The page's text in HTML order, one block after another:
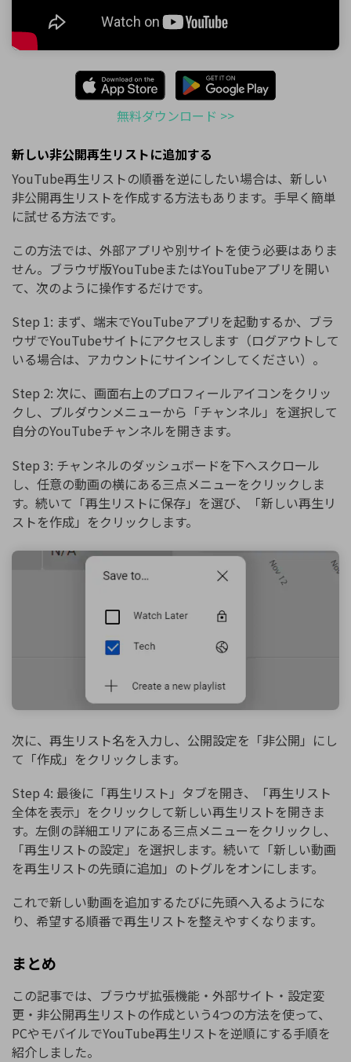
無料ダウンロード >>
新しい非公開再生リストに追加する
YouTube再生リストの順番を逆にしたい場合は、新しい
非公開再生リストを作成する方法もあります。手早く簡単
に試せる方法です。
この方法では、外部アプリや別サイトを使う必要はありま
せん。ブラウザ版YouTubeまたはYouTubeアプリを開い
て、次のように操作するだけです。
Step 1: まず、端末でYouTubeアプリを起動するか、ブラ
ウザでYouTubeサイトにアクセスします（ログアウトして
いる場合は、アカウントにサインインしてください）。
Step 2: 次に、画面右上のプロフィールアイコンをクリッ
クし、プルダウンメニューから「チャンネル」を選択して
自分のYouTubeチャンネルを開きます。
Step 3: チャンネルのダッシュボードを下へスクロール
し、任意の動画の横にある三点メニューをクリックしま
す。続いて「再生リストに保存」を選び、「新しい再生リ
ストを作成」をクリックします。
次に、再生リスト名を入力し、公開設定を「非公開」にし
て「作成」をクリックします。
Step 4: 最後に「再生リスト」タブを開き、「再生リスト
全体を表示」をクリックして新しい再生リストを開きま
す。左側の詳細エリアにある三点メニューをクリックし、
「再生リストの設定」を選択します。続いて「新しい動画
を再生リストの先頭に追加」のトグルをオンにします。
これで新しい動画を追加するたびに先頭へ入るようにな
り、希望する順番で再生リストを整えやすくなります。
まとめ
この記事では、ブラウザ拡張機能・外部サイト・設定変
更・非公開再生リストの作成という4つの方法を使って、
PCやモバイルでYouTube再生リストを逆順にする手順を
紹介しました。